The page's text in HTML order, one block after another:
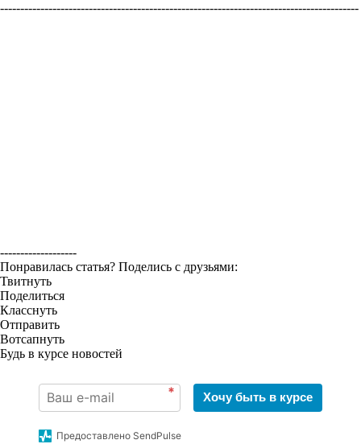
-----------------------------------------------------------------------------------------
-------------------
Понравилась статья? Поделись с друзьями:
Твитнуть
Поделиться
Класснуть
Отправить
Вотсапнуть
Будь в курсе новостей
* Хочу быть в курсе
Предоставлено SendPulse